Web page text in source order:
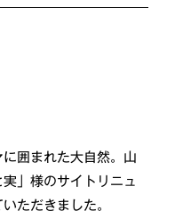
囲まれた大自然。山
」様のサイトリニュ
ただきました。